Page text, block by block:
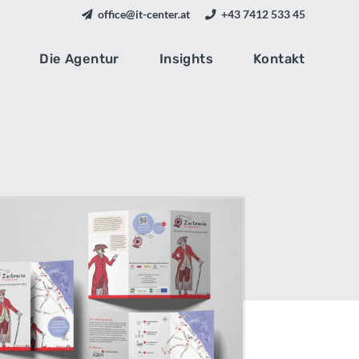
office@it-center.at +43 7412 533 45
Die Agentur Insights Kontakt